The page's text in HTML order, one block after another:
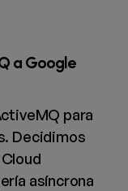
a Google
para
Decidimos
asíncrona